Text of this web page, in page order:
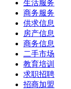
生活服务
商务服务
供求信息
房产信息
商务信息
二手市场
教育培训
求职招聘
招商加盟